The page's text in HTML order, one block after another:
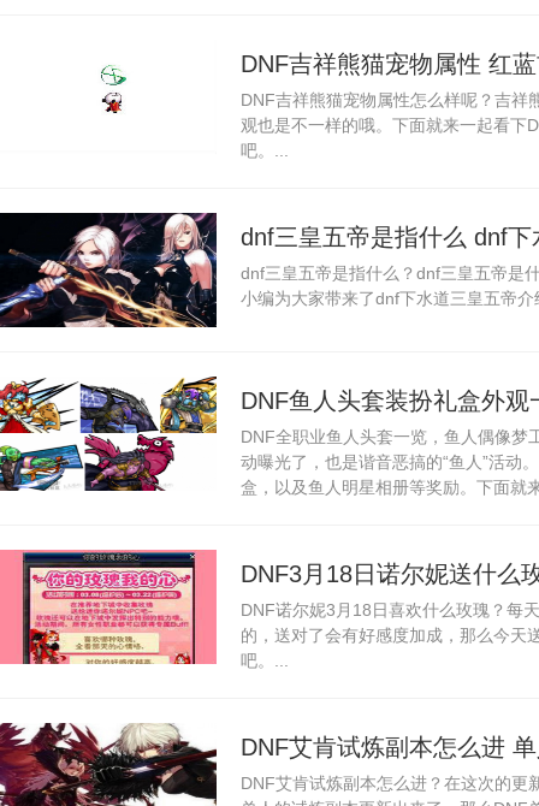
DNF吉祥熊猫宠物属性 红
DNF吉祥熊猫宠物属性怎么样呢？吉祥
观也是不一样的哦。下面就来一起看下
吧。...
dnf三皇五帝是指什么 dnf
dnf三皇五帝是指什么？dnf三皇五帝是
小编为大家带来了dnf下水道三皇五帝
DNF鱼人头套装扮礼盒外
总
DNF全职业鱼人头套一览，鱼人偶像梦
动曝光了，也是谐音恶搞的“鱼人”活动
盒，以及鱼人明星相册等奖励。下面就
DNF3月18日诺尔妮送什么
瑰
DNF诺尔妮3月18日喜欢什么玫瑰？每
的，送对了会有好感度加成，那么今天
吧。...
DNF艾肯试炼副本怎么进
DNF艾肯试炼副本怎么进？在这次的